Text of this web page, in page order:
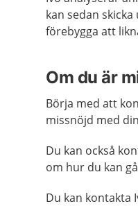
kan sedan
förebygga att
Om du är
Börja med att
missnöjd med
Du kan också
om hur du kan
Du kan kontakta